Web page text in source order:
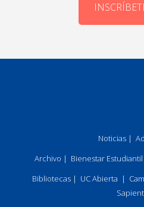
Noticias |
Archivo | Bienestar Estudiantil
Bibliotecas| UC Abierta |